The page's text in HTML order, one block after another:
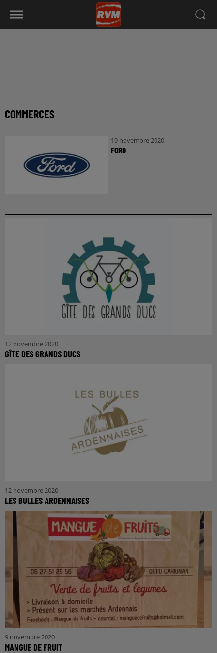
COMMERCES
19 novembre 2020
FORD
12 novembre 2020
GÎTE DES GRANDS DUCS
12 novembre 2020
LES BULLES ARDENNAISES
9 novembre 2020
MANGUE DE FRUIT